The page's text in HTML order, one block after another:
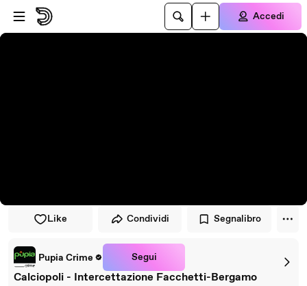
Vai al lettore
Passa al contenuto principale
Accedi
Like Condividi Segnalibro
Pupia Crime Segui
Calciopoli - Intercettazione Facchetti-Bergamo